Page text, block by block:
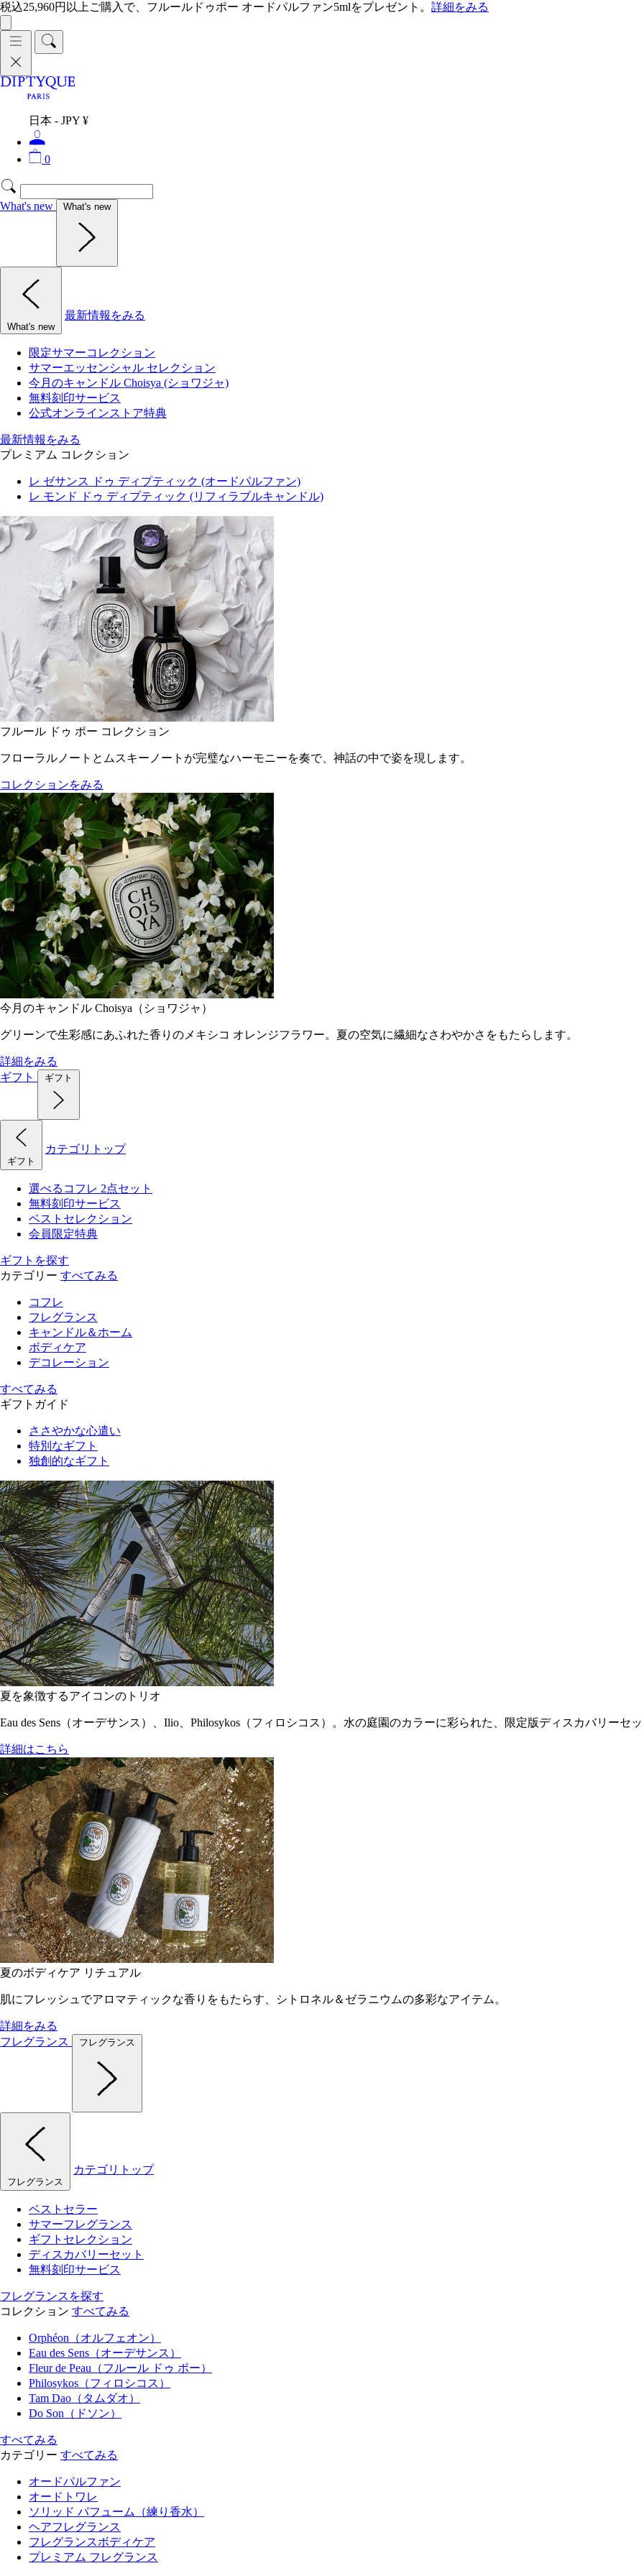
税込25,960円以上ご購入で、フルールドゥポー オードパルファン5mlをプレゼント。 詳細をみる
日本 - JPY ¥
0
What's new What's new
What's new
最新情報をみる
限定サマーコレクション
サマーエッセンシャル セレクション
今月のキャンドル Choisya (ショワジャ)
無料刻印サービス
公式オンラインストア特典
最新情報をみる
プレミアム コレクション
レ ゼサンス ドゥ ディプティック (オードパルファン)
レ モンド ドゥ ディプティック (リフィラブルキャンドル)
フルール ドゥ ポー コレクション
フローラルノートとムスキーノートが完璧なハーモニーを奏で、神話の中で姿を現します。
コレクションをみる
今月のキャンドル Choisya（ショワジャ）
グリーンで生彩感にあふれた香りのメキシコ オレンジフラワー。夏の空気に繊細なさわやかさをもたらします。
詳細をみる
ギフト
ギフト
ギフト
カテゴリトップ
選べるコフレ 2点セット
無料刻印サービス
ベストセレクション
会員限定特典
ギフトを探す
カテゴリー すべてみる
コフレ
フレグランス
キャンドル＆ホーム
ボディケア
デコレーション
すべてみる
ギフトガイド
ささやかな心遣い
特別なギフト
独創的なギフト
夏を象徴するアイコンのトリオ
Eau des Sens（オーデサンス）、Ilio、Philosykos（フィロシコス）。水の庭園のカラーに彩られた、限定版ディスカバリーセ
詳細はこちら
夏のボディケア リチュアル
肌にフレッシュでアロマティックな香りをもたらす、シトロネル＆ゼラニウムの多彩なアイテム。
詳細をみる
フレグランス
フレグランス
フレグランス
カテゴリトップ
ベストセラー
サマーフレグランス
ギフトセレクション
ディスカバリーセット
無料刻印サービス
フレグランスを探す
コレクション すべてみる
Orphéon（オルフェオン）
Eau des Sens（オーデサンス）
Fleur de Peau（フルール ドゥ ポー）
Philosykos（フィロシコス）
Tam Dao（タムダオ）
Do Son（ドソン）
すべてみる
カテゴリー すべてみる
オードパルファン
オードトワレ
ソリッド パフューム（練り香水）
ヘアフレグランス
フレグランスボディケア
プレミアム フレグランス